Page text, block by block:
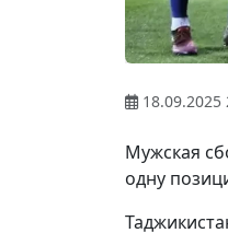
18.09.2025
Мужская
одну